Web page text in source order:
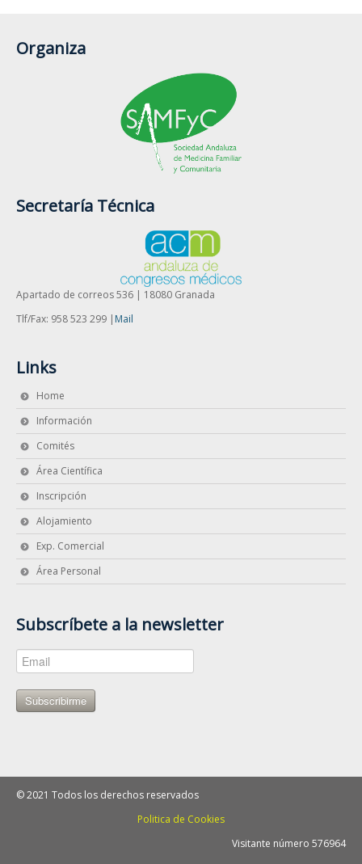
Organiza
Secretaría Técnica
Apartado de correos 536 | 18080 Granada
Tlf/Fax: 958 523 299 | Mail
Links
Home
Información
Comités
Área Científica
Inscripción
Alojamiento
Exp. Comercial
Área Personal
Subscríbete a la newsletter
Subscribirme
© 2021 Todos los derechos reservados
Politica de Cookies
Visitante número 576964